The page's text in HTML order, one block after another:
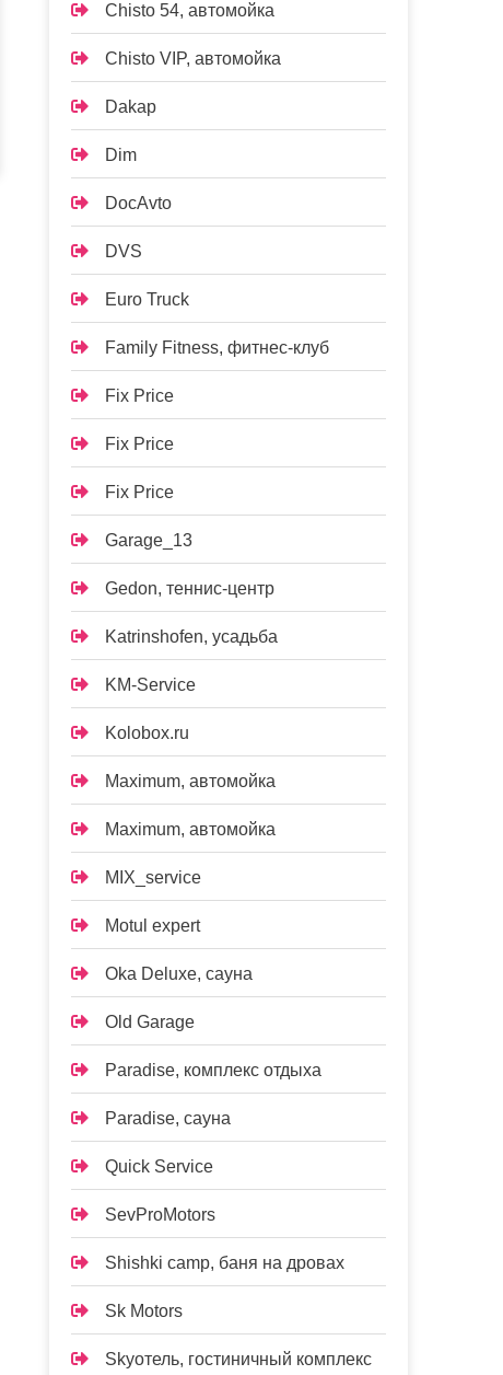
Chisto 54, автомойка
Chisto VIP, автомойка
Dakap
Dim
DocAvto
DVS
Euro Truck
Family Fitness, фитнес-клуб
Fix Price
Fix Price
Fix Price
Garage_13
Gedon, теннис-центр
Katrinshofen, усадьба
KM-Service
Kolobox.ru
Maximum, автомойка
Maximum, автомойка
MIX_service
Motul expert
Oka Deluxe, сауна
Old Garage
Paradise, комплекс отдыха
Paradise, сауна
Quick Service
SevProMotors
Shishki camp, баня на дровах
Sk Motors
Skyотель, гостиничный комплекс